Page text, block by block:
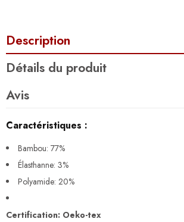
Description
Détails du produit
Avis
Caractéristiques :
Bambou: 77%
Élasthanne: 3%
Polyamide: 20%
Certification: Oeko-tex